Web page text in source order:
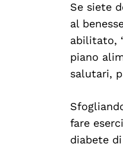
Se siete
al
abilitato,
piano
salutari,
fare
diabete